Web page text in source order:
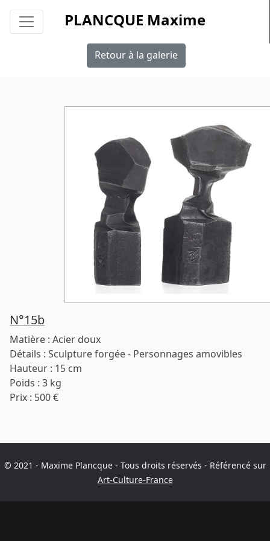
PLANCQUE Maxime
Retour à la galerie
N°15b
Matière : Acier doux
Détails : Sculpture forgée - Personnages amovibles
Hauteur : 15 cm
Poids : 3 kg
Prix : 500 €
© 2021 - Maxime Plancque - Tous droits réservés - Référencé sur
Art-Culture-France